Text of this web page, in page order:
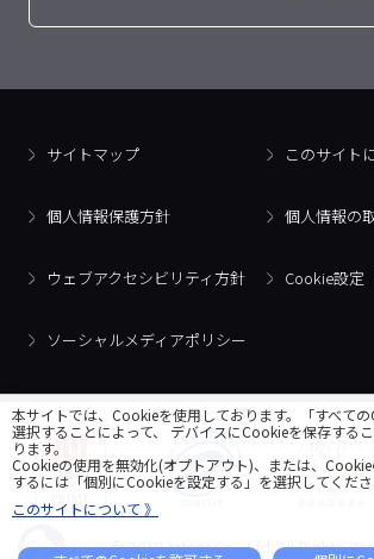
サイトマップ このサイト
個人情報保護方針 個人情報の
ウェブアクセシビリティ方針 Cookie設定
ソーシャルメディアポリシー
© 2018 Artner Co., Ltd. All Rights
本サイトでは、Cookieを使用しております。「すべて
選択することによって、 デバイスにCookieを保存する
ります。
Cookieの使用を無効化(オプトアウト)、または、
するには「個別にCookieを設定する」を選択してくださ
このサイトについて 》